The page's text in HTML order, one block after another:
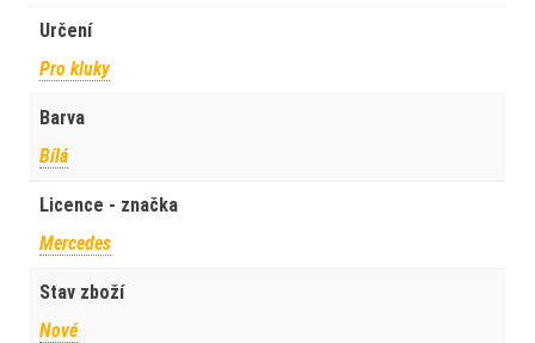
Určení
Pro kluky
Barva
Bílá
Licence - značka
Mercedes
Stav zboží
Nové